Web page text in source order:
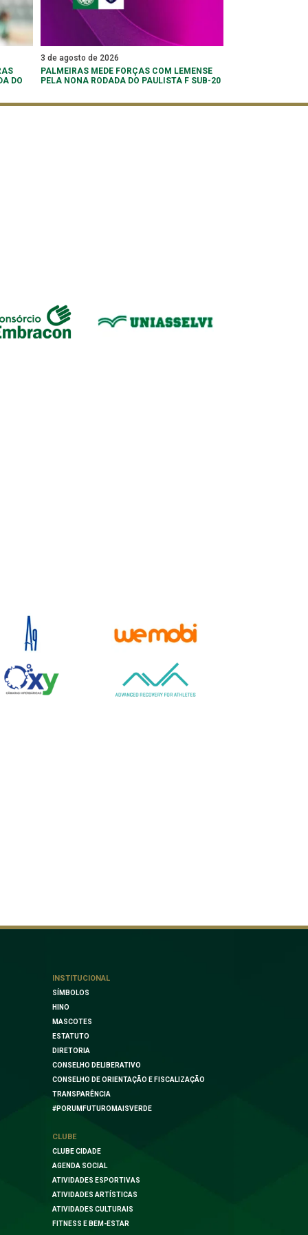
DO
3 de agosto de 2026
PALMEIRAS MEDE FORÇAS COM LEMENSE
PELA NONA RODADA DO PAULISTA F SUB-20
INSTITUCIONAL
SÍMBOLOS
HINO
MASCOTES
ESTATUTO
DIRETORIA
CONSELHO DELIBERATIVO
CONSELHO DE ORIENTAÇÃO E FISCALIZAÇÃO
TRANSPARÊNCIA
#PORUMFUTUROMAISVERDE
CLUBE
CLUBE CIDADE
AGENDA SOCIAL
ATIVIDADES ESPORTIVAS
ATIVIDADES ARTÍSTICAS
ATIVIDADES CULTURAIS
FITNESS E BEM-ESTAR